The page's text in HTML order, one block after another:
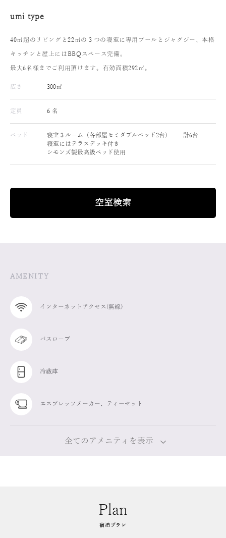
umi type
40㎡超のリビングと22㎡の３つの寝室に専用プールとジャグジー、本格
キッチンと屋上にはBBQスペース完備。
最大6名様までご利用頂けます。有効面積292㎡。
広さ 300㎡
定員 6 名
ベッド
寝室３ルーム（各部屋セミダブルベッド2台） 計6台
寝室にはテラスデッキ付き
シモンズ製最高級ベッド使用
空室検索
AMENITY
インターネットアクセス(無線)
バスローブ
冷蔵庫
エスプレッソメーカー、ティーセット
全てのアメニティを表示
Plan
宿泊プラン